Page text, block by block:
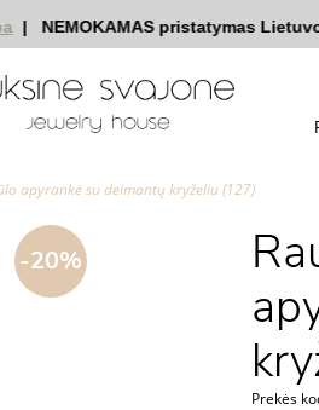
NEMOKAMAS pristatymas Lietuvoje|
apyrankė su deimantų kryželiu (127)
-20%
Prekės